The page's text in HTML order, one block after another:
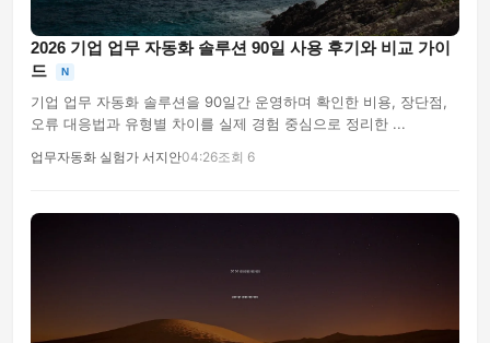
2026 기업 업무 자동화 솔루션 90일 사용 후기와 비교 가이
드
N
기업 업무 자동화 솔루션을 90일간 운영하며 확인한 비용, 장단점,
오류 대응법과 유형별 차이를 실제 경험 중심으로 정리한 ...
업무자동화 실험가 서지안04:26조회 6